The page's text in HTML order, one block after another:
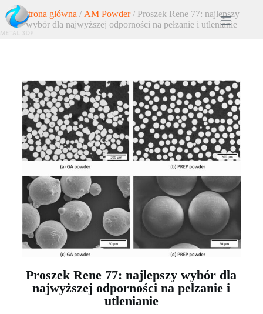
Strona główna / AM Powder/ Proszek Rene 77: najlepszy
wybór dla najwyższej odporności na pełzanie i utlenianie
Proszek Rene 77: najlepszy wybór dla
najwyższej odporności na pełzanie i
utlenianie